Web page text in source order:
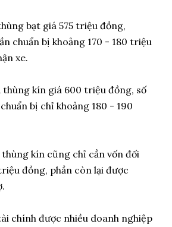
bạt giá 575 triệu đồng,
chuẩn bị khoảng 170 - 180 triệu
xe.
thùng kín giá 600 triệu đồng, số
bị chỉ khoảng 180 - 190
kín cũng chỉ cần vốn đối
đồng, phần còn lại được
chính được nhiều doanh nghiệp